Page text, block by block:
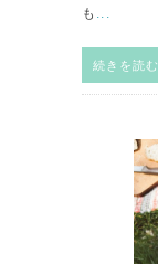
も ...
続きを読む